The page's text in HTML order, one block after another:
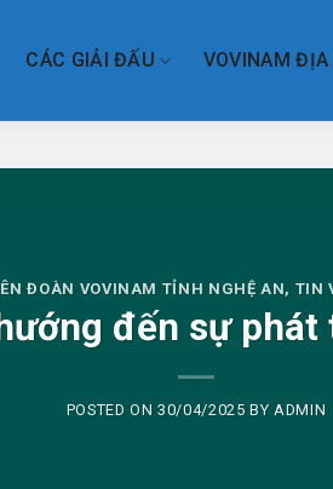
CÁC GIẢI ĐẤU VOVINAM ĐỊA
ĐOÀN VOVINAM TỈNH NGHỆ AN, TIN
đến sự
POSTED ON30/04/2025 BYADMIN